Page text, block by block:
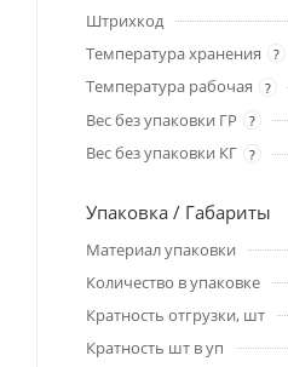
Штрихкод
Температура хранения
?
Температура рабочая
?
Вес без упаковки ГР
?
Вес без упаковки КГ
?
Упаковка / Габариты
Материал упаковки
Количество в упаковке
Кратность отгрузки, шт
Кратность шт в уп